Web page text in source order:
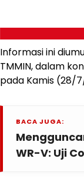
Informasi ini
TMMIN, dalam
pada Kamis (28/
BACA JUGA:
WR-V: Uji